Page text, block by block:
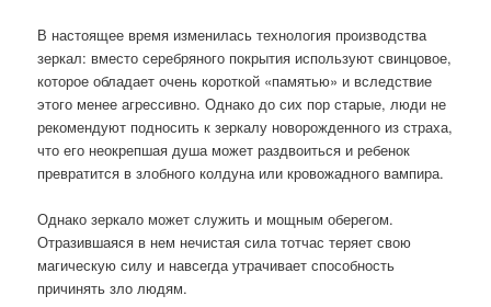
В настоящее время изменилась технология производства
зеркал: вместо серебряного покрытия используют свинцовое,
которое обладает очень короткой «памятью» и вследствие
этого менее агрессивно. Однако до сих пор старые, люди не
рекомендуют подносить к зеркалу новорожденного из страха,
что его неокрепшая душа может раздвоиться и ребенок
превратится в злобного колдуна или кровожадного вампира.
Однако зеркало может служить и мощным оберегом.
Отразившаяся в нем нечистая сила тотчас теряет свою
магическую силу и навсегда утрачивает способность
причинять зло людям.